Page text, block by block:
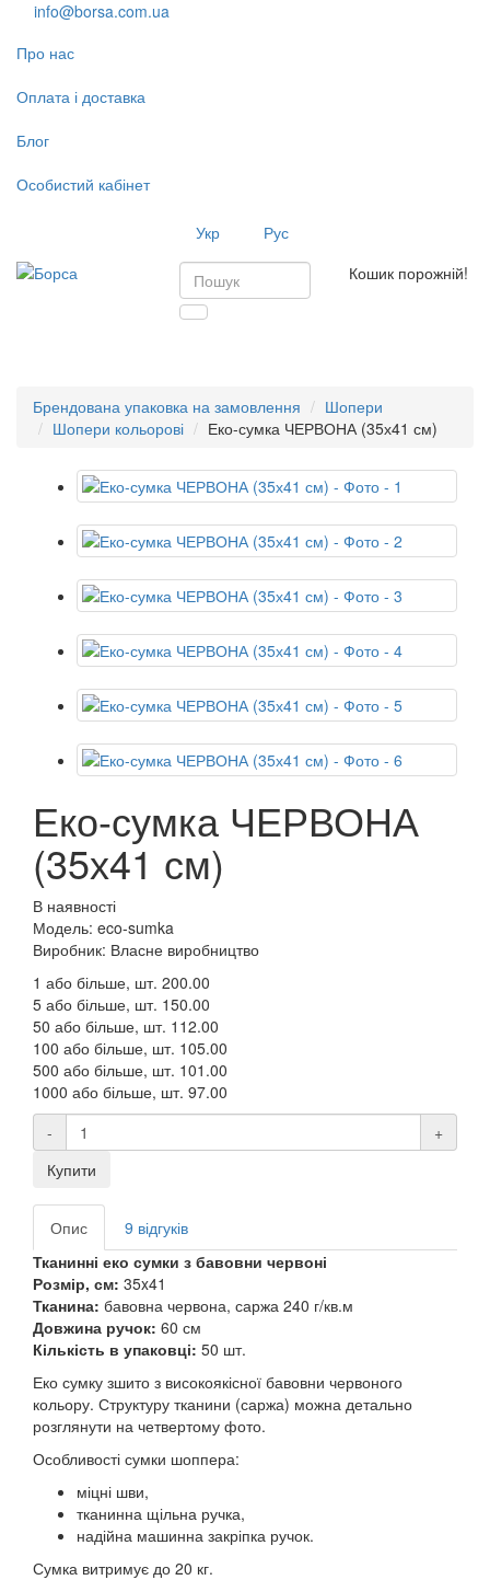
info@borsa.com.ua
Про нас
Оплата і доставка
Блог
Особистий кабінет
Укр
Рус
Кошик порожній!
Брендована упаковка на замовлення
Шопери
Шопери кольорові
Еко-сумка ЧЕРВОНА (35х41 см)
Еко-сумка ЧЕРВОНА
(35х41 см)
В наявності
Модель: eco-sumka
Виробник: Власне виробництво
1 або більше, шт. 200.00
5 або більше, шт. 150.00
50 або більше, шт. 112.00
100 або більше, шт. 105.00
500 або більше, шт. 101.00
1000 або більше, шт. 97.00
-
+
Купити
Опис
9 відгуків
Тканинні еко сумки з бавовни червоні
Розмір, см: 35x41
Тканина: бавовна червона, саржа 240 г/кв.м
Довжина ручок: 60 см
Кількість в упаковці: 50 шт.
Еко сумку зшито з високоякісної бавовни червоного
кольору. Структуру тканини (саржа) можна детально
розглянути на четвертому фото.
Особливості сумки шоппера:
міцні шви,
тканинна щільна ручка,
надійна машинна закріпка ручок.
Сумка витримує до 20 кг.